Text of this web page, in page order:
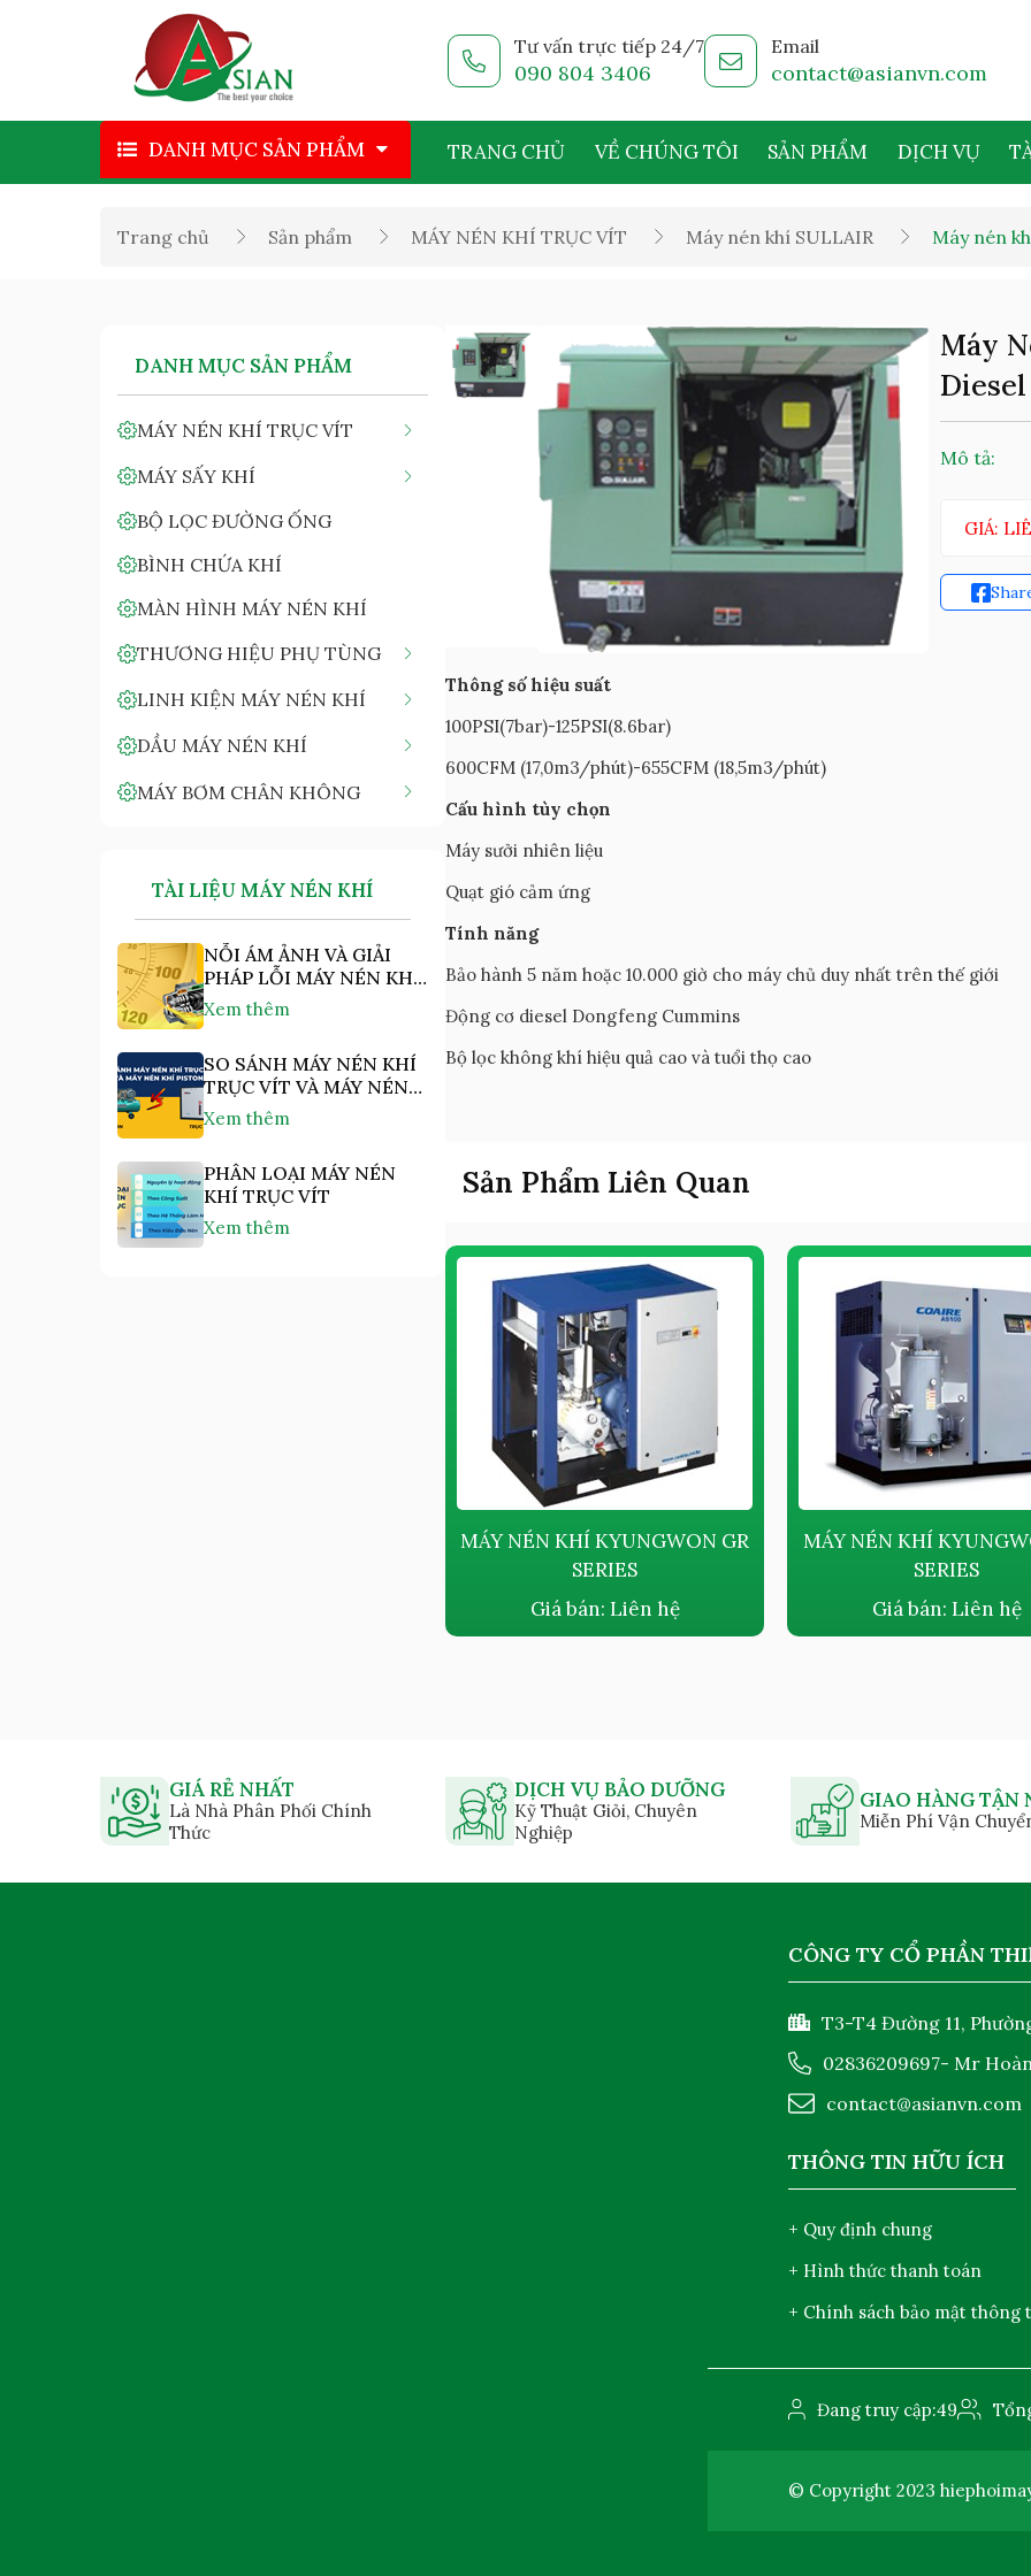
Tư vấn trực tiếp 24/7
090 804 3406
Email
contact@asianvn.com
DANH MỤC SẢN PHẨM TRANG CHỦ VỀ CHÚNG TÔI SẢN PHẨM DỊCH VỤ
Trang chủ Sản phẩm MÁY NÉN KHÍ TRỤC VÍT Máy nén khí SULLAIR Máy nén
DANH MỤC SẢN PHẨM
MÁY NÉN KHÍ TRỤC VÍT
MÁY SẤY KHÍ
BỘ LỌC ĐƯỜNG ỐNG
BÌNH CHỨA KHÍ
MÀN HÌNH MÁY NÉN KHÍ
THƯƠNG HIỆU PHỤ TÙNG
LINH KIỆN MÁY NÉN KHÍ
DẦU MÁY NÉN KHÍ
MÁY BƠM CHÂN KHÔNG
TÀI LIỆU MÁY NÉN KHÍ
NỖI ÁM ẢNH VÀ GIẢI
PHÁP LỖI MÁY NÉN KHÍ
"NHIỆT ĐỘ CAO"
Xem thêm
SO SÁNH MÁY NÉN KHÍ
TRỤC VÍT VÀ MÁY NÉN
KHÍ PISTON
Xem thêm
PHÂN LOẠI MÁY NÉN
KHÍ TRỤC VÍT
Xem thêm
Máy
Mô tả:
GIÁ:
Thông số hiệu suất
100PSI(7bar)-125PSI(8.6bar)
600CFM (17,0m3/phút)-655CFM (18,5m3/phút)
Cấu hình tùy chọn
Máy sưởi nhiên liệu
Quạt gió cảm ứng
Tính năng
Bảo hành 5 năm hoặc 10.000 giờ cho máy chủ duy nhất trên thế giới
Động cơ diesel Dongfeng Cummins
Bộ lọc không khí hiệu quả cao và tuổi thọ cao
Sản Phẩm Liên Quan
MÁY NÉN KHÍ KYUNGWON GR
SERIES
Giá bán: Liên hệ
MÁY NÉN KHÍ
SERIES
Giá bán: Liên hệ
GIÁ RẺ NHẤT
Là Nhà Phân Phối Chính
Thức
DỊCH VỤ BẢO DƯỠNG
Kỹ Thuật Giỏi, Chuyên
Nghiệp
GIAO HÀNG TẬN
Miễn Phí Vận
CÔNG TY CỔ PHẦN
T3-T4 Đường 11,
02836209697- Mr
contact@asianvn.com
THÔNG TIN HỮU ÍCH
+ Quy định chung
+ Hình thức thanh toán
+ Chính sách bảo mật thông
Đang truy cập:49
© Copyright 2023